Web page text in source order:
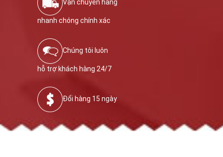
Vận chuyển hàng
nhanh chóng chính xác
Chúng tôi luôn
hỗ trợ khách hàng 24/7
Đổi hàng 15 ngày